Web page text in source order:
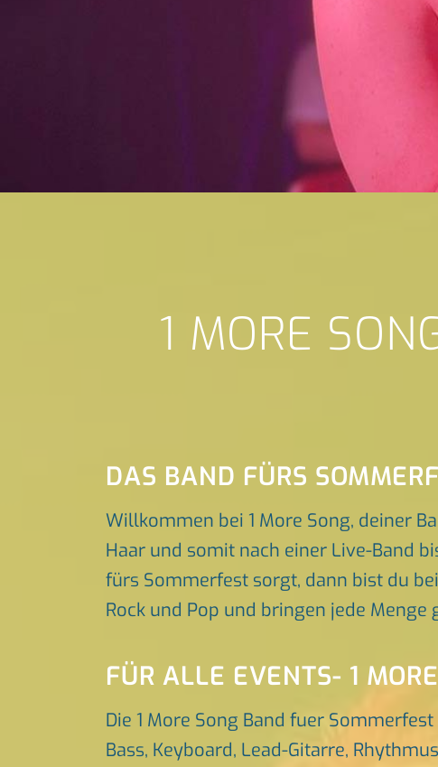
1 MORE
DAS BAND FÜRS
Willkommen bei 1 More Song, deiner
Haar und somit nach einer Live-Band
fürs Sommerfest sorgt, dann bist du
Rock und Pop und bringen jede Menge
FÜR ALLE EVENTS- 1
Die 1 More Song Band fuer
Bass, Keyboard, Lead-Gitarre,